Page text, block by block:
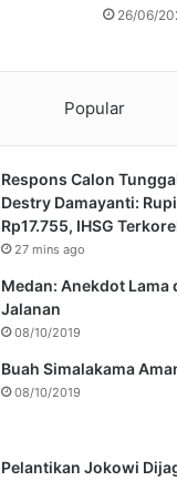
26/06/
Popular
Respons Calon
Destry Damayanti:
Rp17.755, IHSG
27 mins ago
Medan: Anekdot Lama
Jalanan
08/10/2019
Buah Simalakama
08/10/2019
Pelantikan Jokowi